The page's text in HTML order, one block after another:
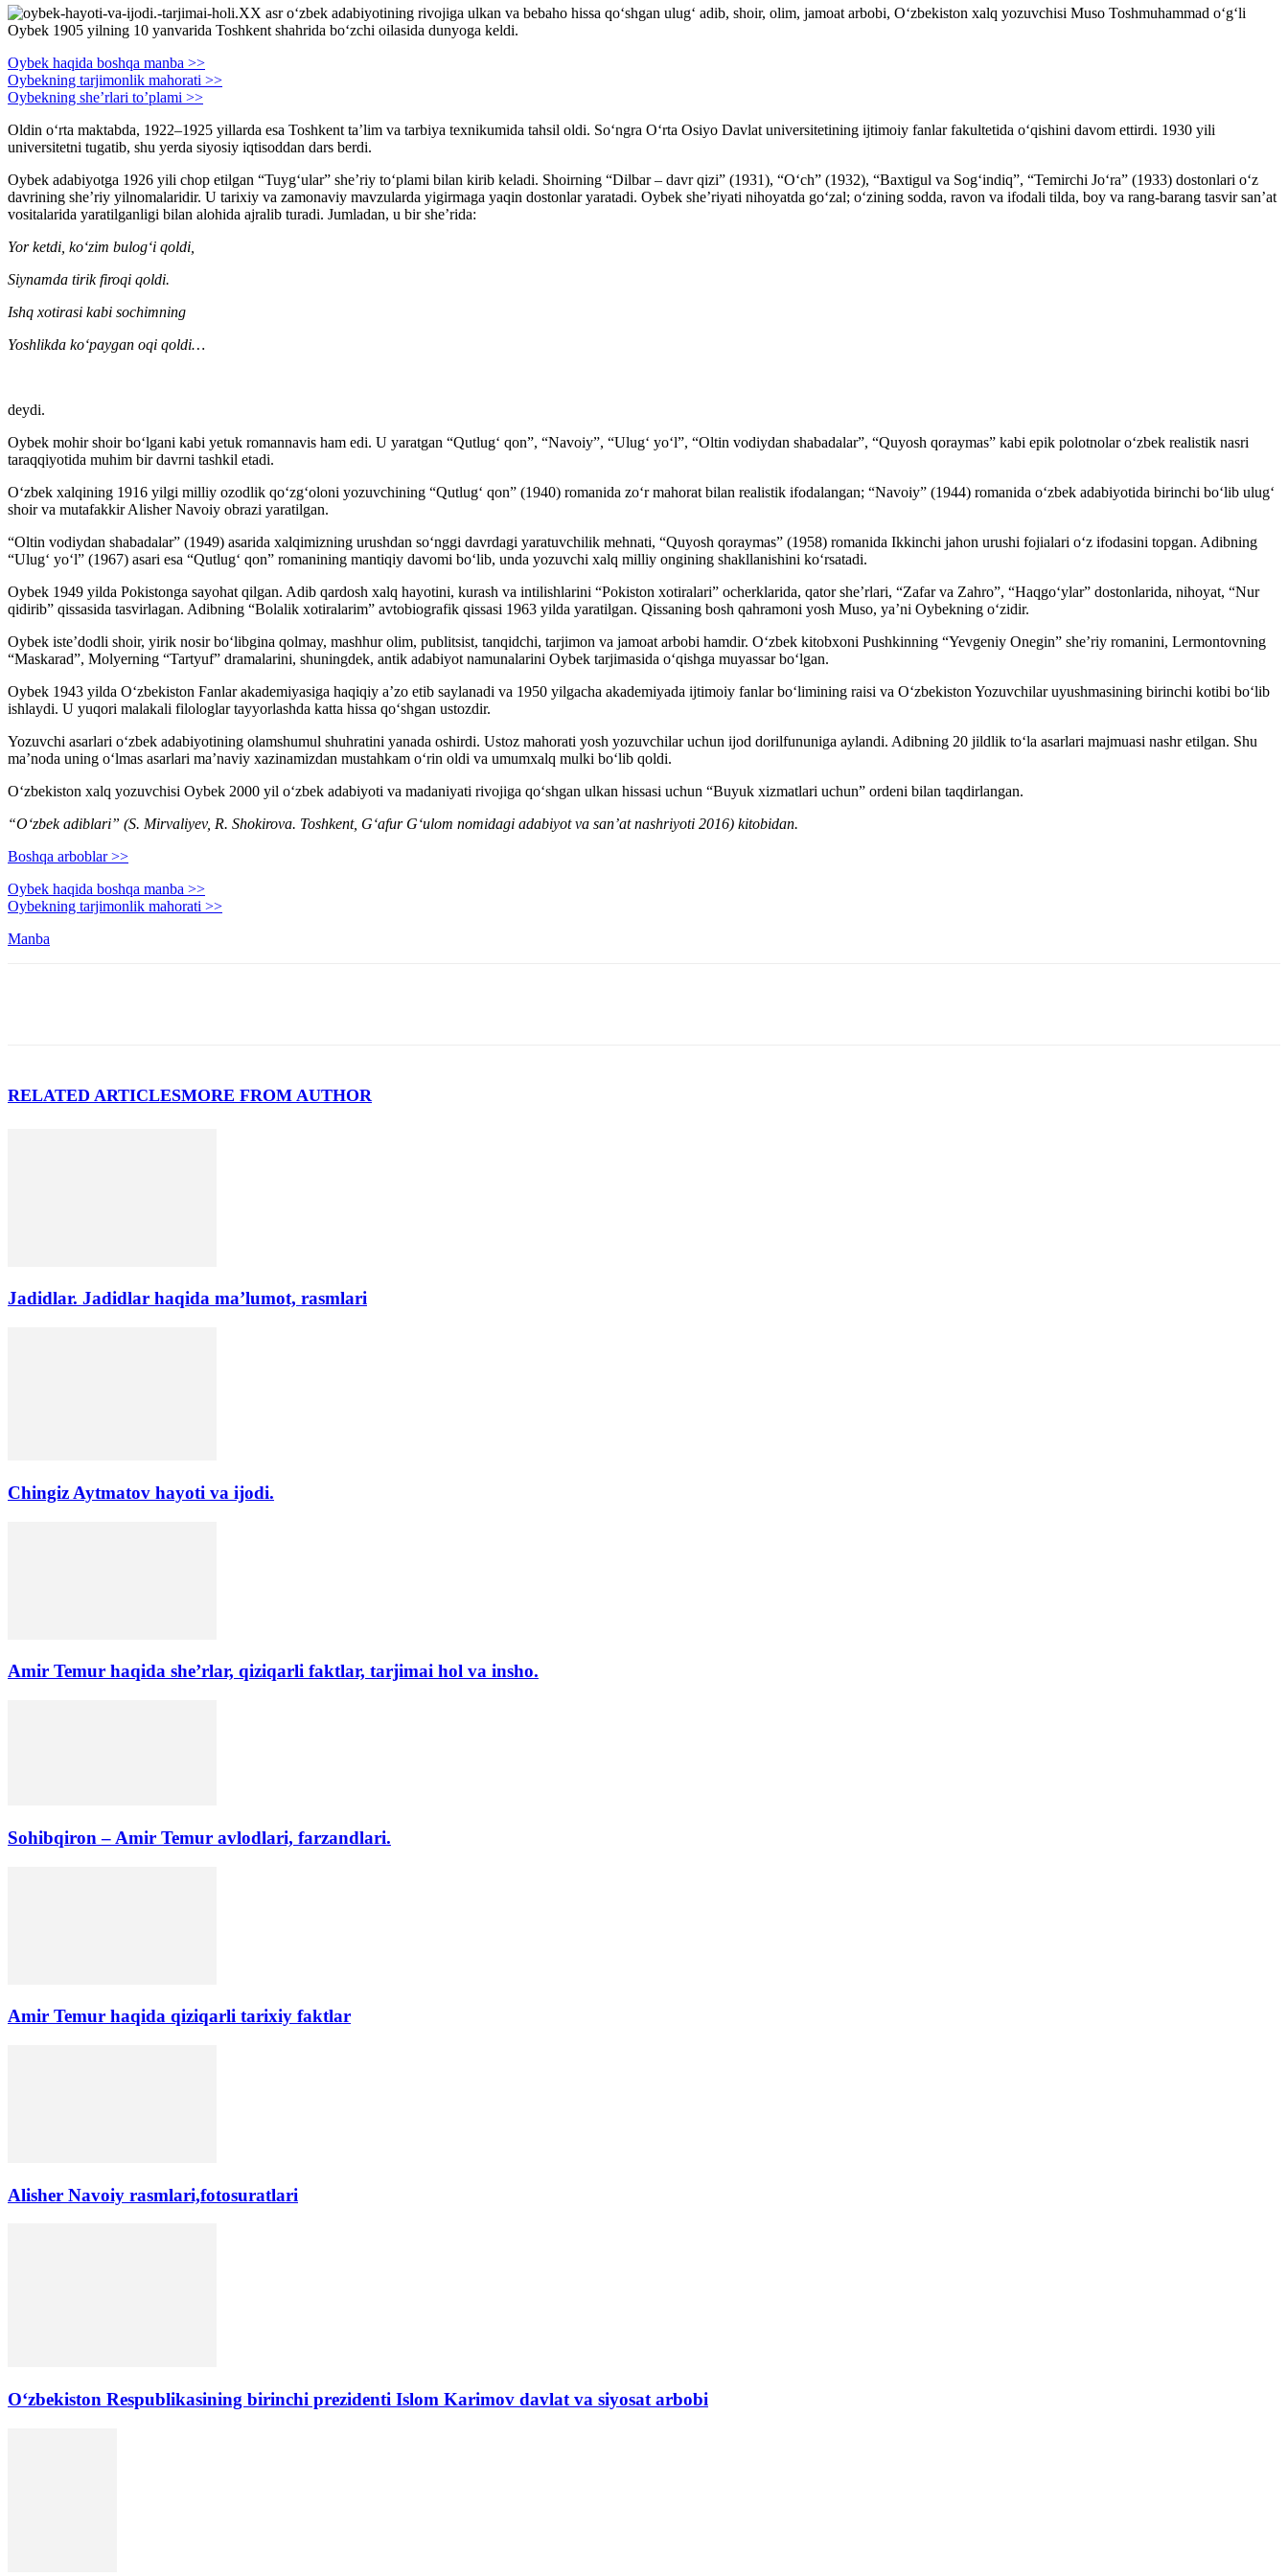
XX asr oʻzbek adabiyotining rivojiga ulkan va bebaho hissa qoʻshgan ulugʻ adib, shoir, olim, jamoat arbobi, Oʻzbekiston xalq yozuvchisi Muso Toshmuhammad oʻgʻli
Oybek 1905 yilning 10 yanvarida Toshkent shahrida boʻzchi oilasida dunyoga keldi.
Oybek haqida boshqa manba >>
Oybekning tarjimonlik mahorati >>
Oybekning she’rlari to’plami >>
Oldin oʻrta maktabda, 1922–1925 yillarda esa Toshkent taʼlim va tarbiya texnikumida tahsil oldi. Soʻngra Oʻrta Osiyo Davlat universitetining ijtimoiy fanlar fakultetida oʻqishini davom ettirdi. 1930 yili
universitetni tugatib, shu yerda siyosiy iqtisoddan dars berdi.
Oybek adabiyotga 1926 yili chop etilgan “Tuygʻular” sheʼriy toʻplami bilan kirib keladi. Shoirning “Dilbar – davr qizi” (1931), “Oʻch” (1932), “Baxtigul va Sogʻindiq”, “Temirchi Joʻra” (1933) dostonlari oʻz
davrining sheʼriy yilnomalaridir. U tarixiy va zamonaviy mavzularda yigirmaga yaqin dostonlar yaratadi. Oybek sheʼriyati nihoyatda goʻzal; oʻzining sodda, ravon va ifodali tilda, boy va rang-barang tasvir sanʼat
vositalarida yaratilganligi bilan alohida ajralib turadi. Jumladan, u bir sheʼrida:
Yor ketdi, koʻzim bulogʻi qoldi,
Siynamda tirik firoqi qoldi.
Ishq xotirasi kabi sochimning
Yoshlikda koʻpaygan oqi qoldi…
deydi.
Oybek mohir shoir boʻlgani kabi yetuk romannavis ham edi. U yaratgan “Qutlugʻ qon”, “Navoiy”, “Ulugʻ yoʻl”, “Oltin vodiydan shabadalar”, “Quyosh qoraymas” kabi epik polotnolar oʻzbek realistik nasri
taraqqiyotida muhim bir davrni tashkil etadi.
Oʻzbek xalqining 1916 yilgi milliy ozodlik qoʻzgʻoloni yozuvchining “Qutlugʻ qon” (1940) romanida zoʻr mahorat bilan realistik ifodalangan; “Navoiy” (1944) romanida oʻzbek adabiyotida birinchi boʻlib ulugʻ
shoir va mutafakkir Alisher Navoiy obrazi yaratilgan.
“Oltin vodiydan shabadalar” (1949) asarida xalqimizning urushdan soʻnggi davrdagi yaratuvchilik mehnati, “Quyosh qoraymas” (1958) romanida Ikkinchi jahon urushi fojialari oʻz ifodasini topgan. Adibning
“Ulugʻ yoʻl” (1967) asari esa “Qutlugʻ qon” romanining mantiqiy davomi boʻlib, unda yozuvchi xalq milliy ongining shakllanishini koʻrsatadi.
Oybek 1949 yilda Pokistonga sayohat qilgan. Adib qardosh xalq hayotini, kurash va intilishlarini “Pokiston xotiralari” ocherklarida, qator sheʼrlari, “Zafar va Zahro”, “Haqgoʻylar” dostonlarida, nihoyat, “Nur
qidirib” qissasida tasvirlagan. Adibning “Bolalik xotiralarim” avtobiografik qissasi 1963 yilda yaratilgan. Qissaning bosh qahramoni yosh Muso, yaʼni Oybekning oʻzidir.
Oybek isteʼdodli shoir, yirik nosir boʻlibgina qolmay, mashhur olim, publitsist, tanqidchi, tarjimon va jamoat arbobi hamdir. Oʻzbek kitobxoni Pushkinning “Yevgeniy Onegin” sheʼriy romanini, Lermontovning
“Maskarad”, Molyerning “Tartyuf” dramalarini, shuningdek, antik adabiyot namunalarini Oybek tarjimasida oʻqishga muyassar boʻlgan.
Oybek 1943 yilda Oʻzbekiston Fanlar akademiyasiga haqiqiy aʼzo etib saylanadi va 1950 yilgacha akademiyada ijtimoiy fanlar boʻlimining raisi va Oʻzbekiston Yozuvchilar uyushmasining birinchi kotibi boʻlib
ishlaydi. U yuqori malakali filologlar tayyorlashda katta hissa qoʻshgan ustozdir.
Yozuvchi asarlari oʻzbek adabiyotining olamshumul shuhratini yanada oshirdi. Ustoz mahorati yosh yozuvchilar uchun ijod dorilfununiga aylandi. Adibning 20 jildlik toʻla asarlari majmuasi nashr etilgan. Shu
maʼnoda uning oʻlmas asarlari maʼnaviy xazinamizdan mustahkam oʻrin oldi va umumxalq mulki boʻlib qoldi.
Oʻzbekiston xalq yozuvchisi Oybek 2000 yil oʻzbek adabiyoti va madaniyati rivojiga qoʻshgan ulkan hissasi uchun “Buyuk xizmatlari uchun” ordeni bilan taqdirlangan.
“Oʻzbek adiblari” (S. Mirvaliyev, R. Shokirova. Toshkent, Gʻafur Gʻulom nomidagi adabiyot va sanʼat nashriyoti 2016) kitobidan.
Boshqa arboblar >>
Oybek haqida boshqa manba >>
Oybekning tarjimonlik mahorati >>
Manba
RELATED ARTICLESMORE FROM AUTHOR
Jadidlar. Jadidlar haqida ma’lumot, rasmlari
Chingiz Aytmatov hayoti va ijodi.
Amir Temur haqida she’rlar, qiziqarli faktlar, tarjimai hol va insho.
Sohibqiron – Amir Temur avlodlari, farzandlari.
Amir Temur haqida qiziqarli tarixiy faktlar
Alisher Navoiy rasmlari,fotosuratlari
Oʻzbekiston Respublikasining birinchi prezidenti Islom Karimov davlat va siyosat arbobi